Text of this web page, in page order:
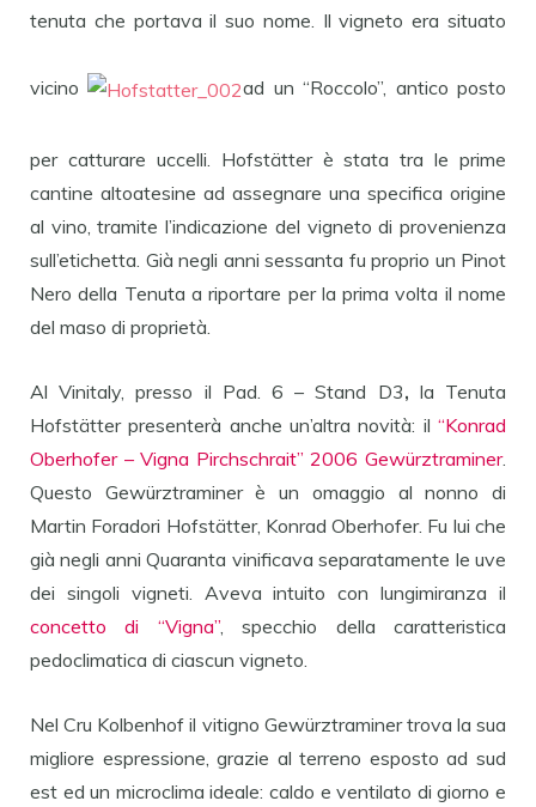
tenuta che portava il suo nome. Il vigneto era situato
vicino ad un “Roccolo”, antico posto
per catturare uccelli. Hofstätter è stata tra le prime
cantine altoatesine ad assegnare una specifica origine
al vino, tramite l’indicazione del vigneto di provenienza
sull’etichetta. Già negli anni sessanta fu proprio un Pinot
Nero della Tenuta a riportare per la prima volta il nome
del maso di proprietà.
Al Vinitaly, presso il Pad. 6 – Stand D3, la Tenuta
Hofstätter presenterà anche un’altra novità: il “Konrad
Oberhofer – Vigna Pirchschrait” 2006 Gewürztraminer.
Questo Gewürztraminer è un omaggio al nonno di
Martin Foradori Hofstätter, Konrad Oberhofer. Fu lui che
già negli anni Quaranta vinificava separatamente le uve
dei singoli vigneti. Aveva intuito con lungimiranza il
concetto di “Vigna”, specchio della caratteristica
pedoclimatica di ciascun vigneto.
Nel Cru Kolbenhof il vitigno Gewürztraminer trova la sua
migliore espressione, grazie al terreno esposto ad sud
est ed un microclima ideale: caldo e ventilato di giorno e